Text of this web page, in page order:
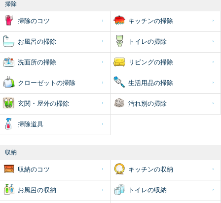
掃除
掃除のコツ キッチンの掃除
お風呂の掃除 トイレの掃除
洗面所の掃除 リビングの掃除
クローゼットの掃除 生活用品の掃除
玄関・屋外の掃除 汚れ別の掃除
掃除道具
収納
収納のコツ キッチンの収納
お風呂の収納 トイレの収納